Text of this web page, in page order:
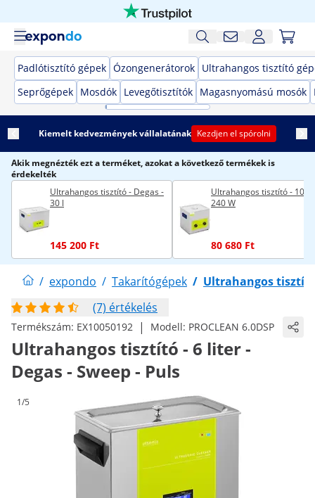
Padlótisztító gépek Ózongenerátorok Ultrahangos tisztító
Seprőgépek Mosdók Levegőtisztítók Magasnyomású mosók
Kiemelt kedvezmények vállalatának Kezdjen el spórolni
Akik megnézték ezt a terméket, azokat a következő termékek is
érdekelték
Ultrahangos tisztító - Degas -
30 l
145 200 Ft
Ultrahangos tisztító - 10
240 W
80 680 Ft
/ expondo / Takarítógépek / Ultrahangos
(7) értékelés
Termékszám: EX10050192 | Modell: PROCLEAN 6.0DSP
Ultrahangos tisztító - 6 liter -
Degas - Sweep - Puls
1/5